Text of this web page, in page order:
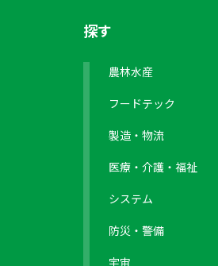
探す
農林水産
フードテック
製造・物流
医療・介護・福祉
システム
防災・警備
宇宙